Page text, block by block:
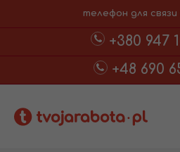
телефон для связи
+380 947
+48 690